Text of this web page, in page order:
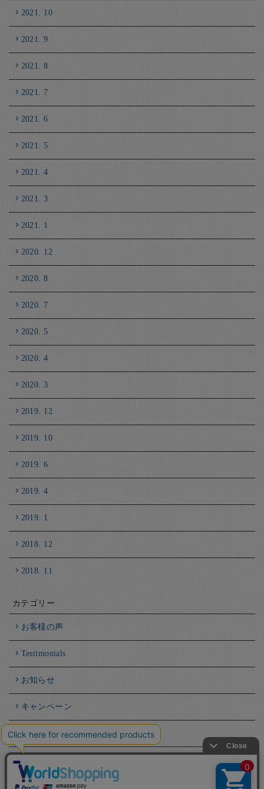
2021. 10
2021. 9
2021. 8
2021. 7
2021. 6
2021. 5
2021. 4
2021. 3
2021. 1
2020. 12
2020. 8
2020. 7
2020. 5
2020. 4
2020. 3
2019. 12
2019. 10
2019. 6
2019. 4
2019. 1
2018. 12
2018. 11
カテゴリー
お客様の声
Testimonials
お知らせ
キャンペーン
箸と日本人